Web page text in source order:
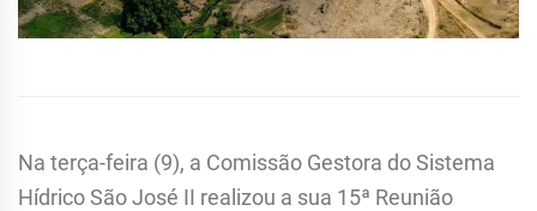
Na terça-feira (9), a Comissão Gestora do Sistema
Hídrico São José II realizou a sua 15ª Reunião